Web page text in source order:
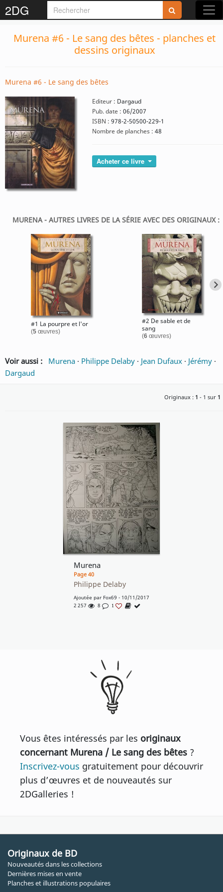
2DG
Murena #6 - Le sang des bêtes - planches et
dessins originaux
Murena #6 - Le sang des bêtes
Editeur : Dargaud
Pub. date : 06/2007
ISBN : 978-2-50500-229-1
Nombre de planches : 48
Acheter ce livre
MURENA - AUTRES LIVRES DE LA SÉRIE AVEC DES ORIGINAUX :
#1 La pourpre et l'or
(5œuvres)
#2 De sable et de
sang
(6 œuvres)
Voir aussi : Murena · Philippe Delaby · Jean Dufaux · Jérémy ·
Dargaud
Originaux : 1 - 1 sur 1
Murena
Page 40
Philippe Delaby
Ajoutée par Fox69 - 10/11/2017
2 257
8 1
Vous êtes intéressés par les originaux
concernant Murena / Le sang des bêtes ?
Inscrivez-vous gratuitement pour découvrir
plus d’œuvres et de nouveautés sur
2DGalleries !
Originaux de BD
Nouveautés dans les collections
Dernières mises en vente
Planches et illustrations populaires